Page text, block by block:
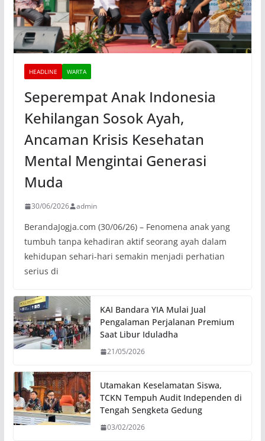
HEADLINE WARTA
Seperempat Anak Indonesia
Kehilangan Sosok Ayah,
Ancaman Krisis Kesehatan
Mental Mengintai Generasi
Muda
30/06/2026 admin
BerandaJogja.com (30/06/26) – Fenomena anak yang
tumbuh tanpa kehadiran aktif seorang ayah dalam
kehidupan sehari-hari semakin menjadi perhatian
serius di
KAI Bandara YIA Mulai Jual
Pengalaman Perjalanan Premium
Saat Libur Iduladha
21/05/2026
Utamakan Keselamatan Siswa,
TCKN Tempuh Audit Independen di
Tengah Sengketa Gedung
03/02/2026